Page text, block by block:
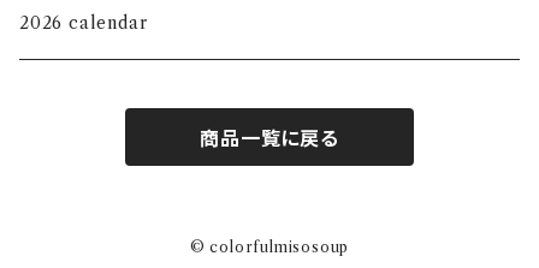
Magnet
M size pouch
Sweat shirt
2026 calendar
商品一覧に戻る
© colorfulmisosoup